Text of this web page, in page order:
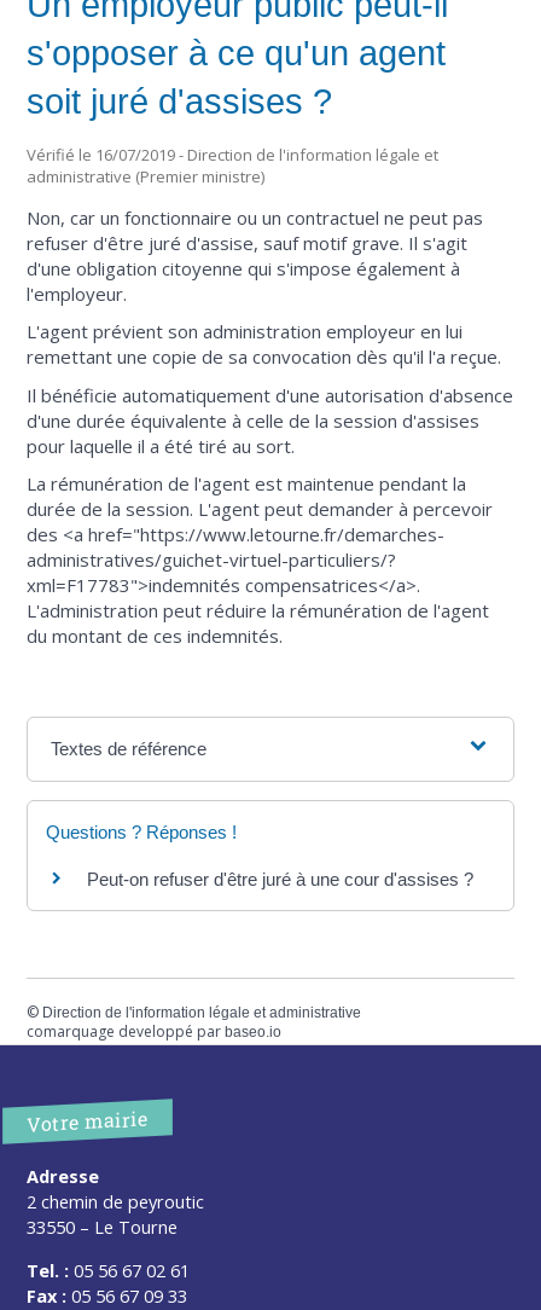
s'opposer à ce qu'un agent
soit juré d'assises ?
Vérifié le 16/07/2019 - Direction de l'information légale et
administrative (Premier ministre)
Non, car un fonctionnaire ou un contractuel ne peut pas
refuser d'être juré d'assise, sauf motif grave. Il s'agit
d'une obligation citoyenne qui s'impose également à
l'employeur.
L'agent prévient son administration employeur en lui
remettant une copie de sa convocation dès qu'il l'a reçue.
Il bénéficie automatiquement d'une autorisation d'absence
d'une durée équivalente à celle de la session d'assises
pour laquelle il a été tiré au sort.
La rémunération de l'agent est maintenue pendant la
durée de la session. L'agent peut demander à percevoir
des <a href="https://www.letourne.fr/demarches-
administratives/guichet-virtuel-particuliers/?
xml=F17783">indemnités compensatrices</a>.
L'administration peut réduire la rémunération de l'agent
du montant de ces indemnités.
Textes de référence
Questions ? Réponses !
Peut-on refuser d'être juré à une cour d'assises ?
© Direction de l'information légale et administrative
comarquage developpé parbaseo.io
Votre mairie
Adresse
2 chemin de peyroutic
33550 – Le Tourne
Tel. : 05 56 67 02 61
Fax : 05 56 67 09 33